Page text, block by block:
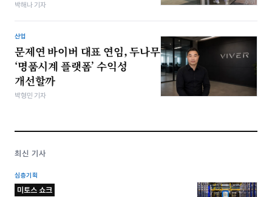
박해나 기자
산업
문제연 바이버 대표 연임, 두나무
‘명품시계 플랫폼’ 수익성
개선할까
박형민 기자
최신 기사
심층기획
미토스 쇼크